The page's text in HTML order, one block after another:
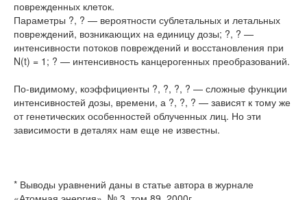
поврежденных клеток.
Параметры ?, ? — вероятности сублетальных и летальных
повреждений, возникающих на единицу дозы; ?, ? —
интенсивности потоков повреждений и восстановления при
N(t) = 1; ? — интенсивность канцерогенных преобразований.
По-видимому, коэффициенты ?, ?, ?, ? — сложные функции
интенсивностей дозы, времени, а ?, ?, ? — зависят к тому же
от генетических особенностей облученных лиц. Но эти
зависимости в деталях нам еще не известны.
* Выводы уравнений даны в статье автора в журнале